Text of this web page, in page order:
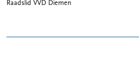
Raadslid VVD Diemen